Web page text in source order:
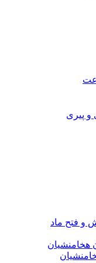
و پیرى
و فتح ماد
هخامنشیان